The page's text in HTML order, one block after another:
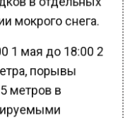
мокрого снега.
1 мая до 18:00 2
порывы
метров в